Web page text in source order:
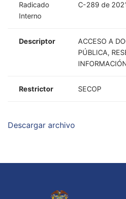
Radicado
Interno
C-289 de
Descriptor
ACCESO A
PÚBLICA,
Restrictor SECOP
Descargar archivo